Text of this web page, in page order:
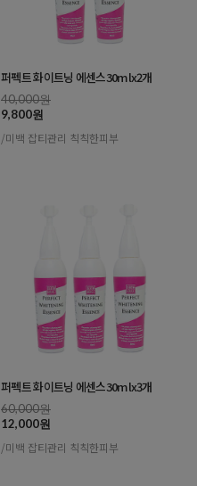
퍼펙트 화이트닝 에센스30mlx2개
40,000원
9,800원
/미백 잡티관리 칙칙한피부
퍼펙트 화이트닝 에센스30mlx3개
60,000원
12,000원
/미백 잡티관리 칙칙한피부